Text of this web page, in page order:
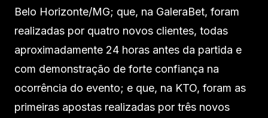
Belo Horizonte/MG; que, na GaleraBet, foram
realizadas por quatro novos clientes, todas
aproximadamente 24 horas antes da partida e
com demonstração de forte confiança na
ocorrência do evento; e que, na KTO, foram as
primeiras apostas realizadas por três novos